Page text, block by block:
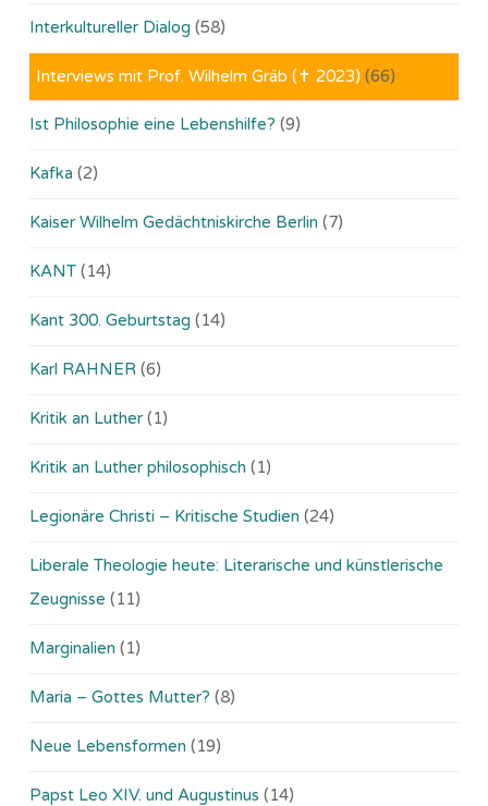
Interkultureller Dialog (58)
Interviews mit Prof. Wilhelm Gräb (✝ 2023) (66)
Ist Philosophie eine Lebenshilfe? (9)
Kafka (2)
Kaiser Wilhelm Gedächtniskirche Berlin (7)
KANT (14)
Kant 300. Geburtstag (14)
Karl RAHNER (6)
Kritik an Luther (1)
Kritik an Luther philosophisch (1)
Legionäre Christi – Kritische Studien (24)
Liberale Theologie heute: Literarische und künstlerische
Zeugnisse (11)
Marginalien (1)
Maria – Gottes Mutter? (8)
Neue Lebensformen (19)
Papst Leo XIV. und Augustinus (14)